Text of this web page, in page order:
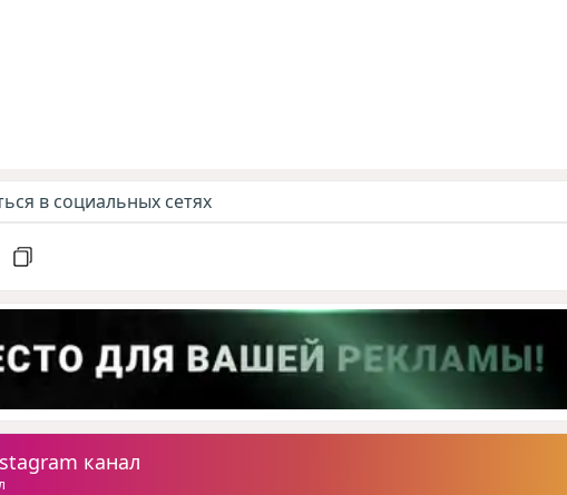
в социальных сетях
канал